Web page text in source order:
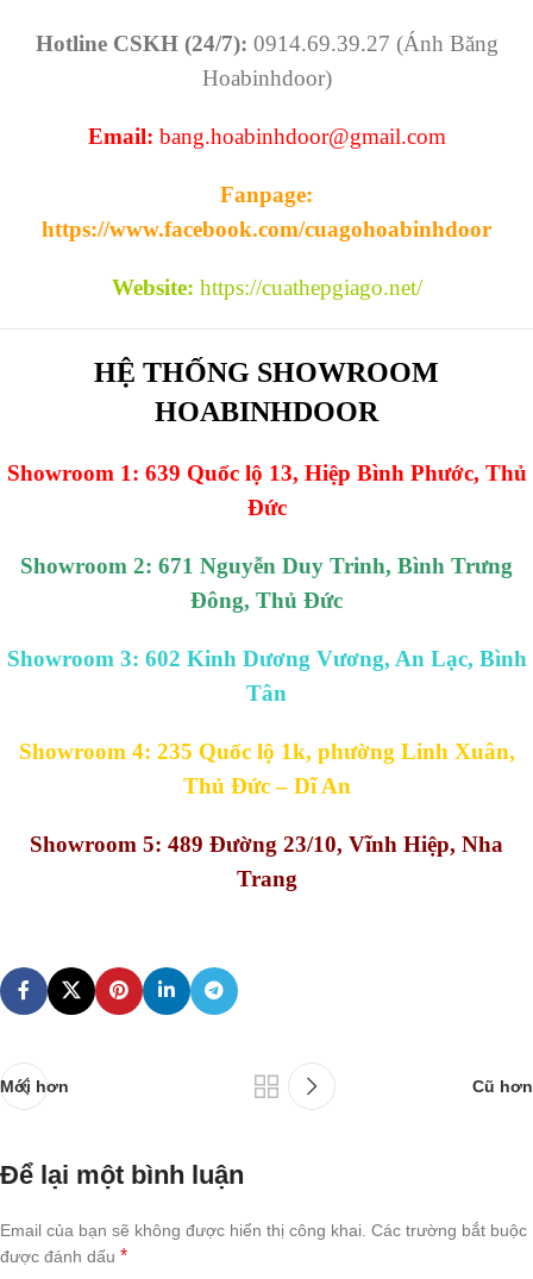
Hotline CSKH (24/7): 0914.69.39.27 (Ánh Băng
Hoabinhdoor)
Email: bang.hoabinhdoor@gmail.com
Fanpage:
https://www.facebook.com/cuagohoabinhdoor
Website: https://cuathepgiago.net/
HỆ THỐNG SHOWROOM
HOABINHDOOR
Showroom 1: 639 Quốc lộ 13, Hiệp Bình Phước, Thủ
Đức
Showroom 2: 671 Nguyễn Duy Trinh, Bình Trưng
Đông, Thủ Đức
Showroom 3: 602 Kinh Dương Vương, An Lạc, Bình
Tân
Showroom 4: 235 Quốc lộ 1k, phường Linh Xuân,
Thủ Đức – Dĩ An
Showroom 5: 489 Đường 23/10, Vĩnh Hiệp, Nha
Trang
Mới hơn Cũ hơn
Để lại một bình luận
Email của bạn sẽ không được hiển thị công khai. Các trường bắt buộc
được đánh dấu *